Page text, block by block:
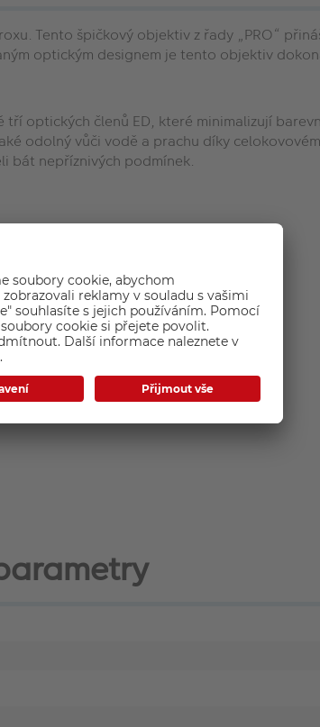
Tento špičkový objektiv z řady „PRO“
optickým designem je tento objektiv
optických členů ED, které minimalizují
odolný vůči vodě a prachu díky
bát nepříznivých podmínek.